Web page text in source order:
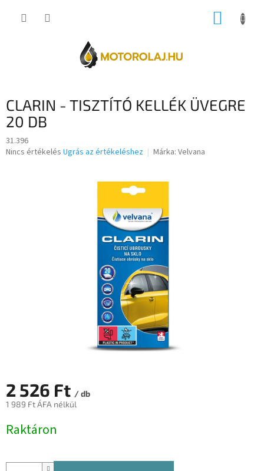
KOSÁR
CLARIN - TISZTÍTÓ KELLÉK ÜVEGRE
20 DB
31.396
A
Nincs értékelés Ugrás az értékeléshez Márka: Velvana
2 526 Ft / db
1 989 Ft ÁFA nélkül
Raktáron